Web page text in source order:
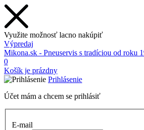
Využite možnosť lacno nakúpiť
Výpredaj
Mikona.sk - Pneuservis s tradíciou od roku
0
Košík je prázdny
Prihlásenie
Účet mám a chcem se prihlásiť
E-mail